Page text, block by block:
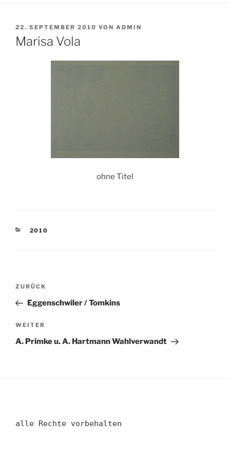
VERÖFFENTLICHT
AM
22. SEPTEMBER 2010 VON ADMIN
Marisa Vola
ohne Titel
KATEGORIEN
2010
Beitragsnavigation
Vorheriger
Beitrag
ZURÜCK
Eggenschwiler / Tomkins
Nächster
Beitrag
WEITER
A. Primke u. A. Hartmann Wahlverwandt
alle Rechte vorbehalten